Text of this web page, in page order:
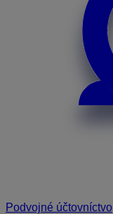
Podvojné účtovníctvo